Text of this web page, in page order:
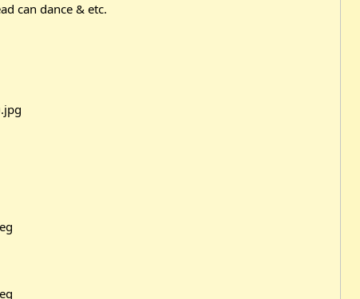
can dance & etc.